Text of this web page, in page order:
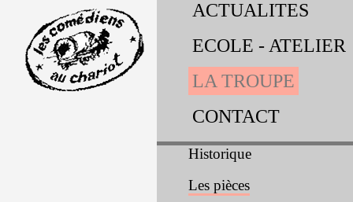
ACTUALITES
ECOLE - ATELIER
LA TROUPE
CONTACT
Historique
Les pièces